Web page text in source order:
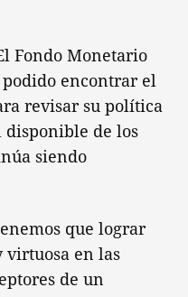
Fondo Monetario
encontrar el
revisar su política
disponible de los
siendo
que lograr
virtuosa en las
de un